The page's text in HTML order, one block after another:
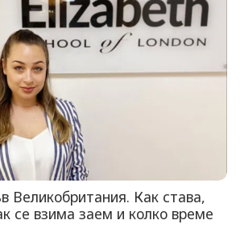
Великобритания. Как става,
се взима заем и колко време